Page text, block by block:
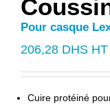
Pour casque
206,28 DHS HT
Cuire protéiné